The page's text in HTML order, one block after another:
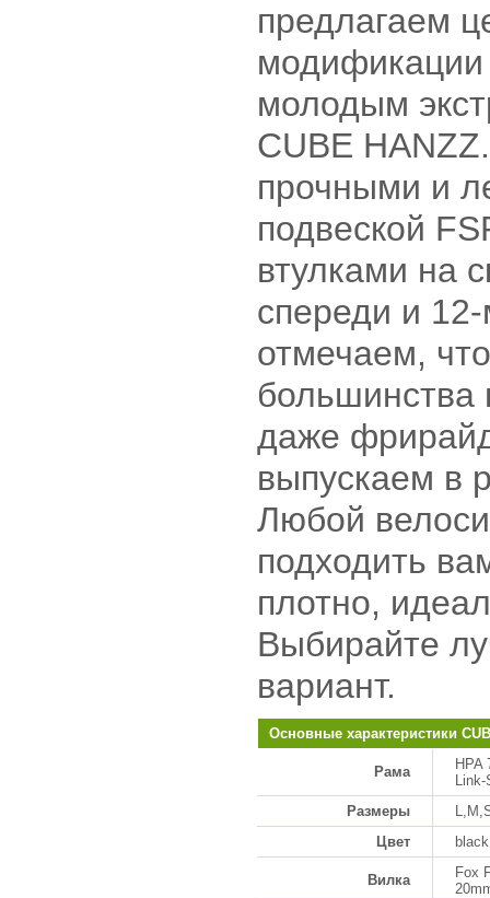
предлагаем
молодым
CUBE
прочными и
подвеской
втулками на
спереди и
отмечаем,
большинства
даже
выпускаем в
Любой
подходить
плотно,
Выбирайте
вариант.
Основные характеристики
Рама
HPA
Размеры
Цвет
Вилка
Fox